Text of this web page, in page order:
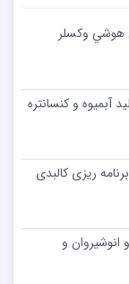
هوشي وكسلر
آبمیوه و کنسانتره
ریزی کالبدی
انوشیروان و